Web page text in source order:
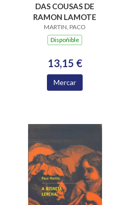
DAS COUSAS DE
RAMON LAMOTE
MARTIN, PACO
Dispoñible
13,15 €
Mercar